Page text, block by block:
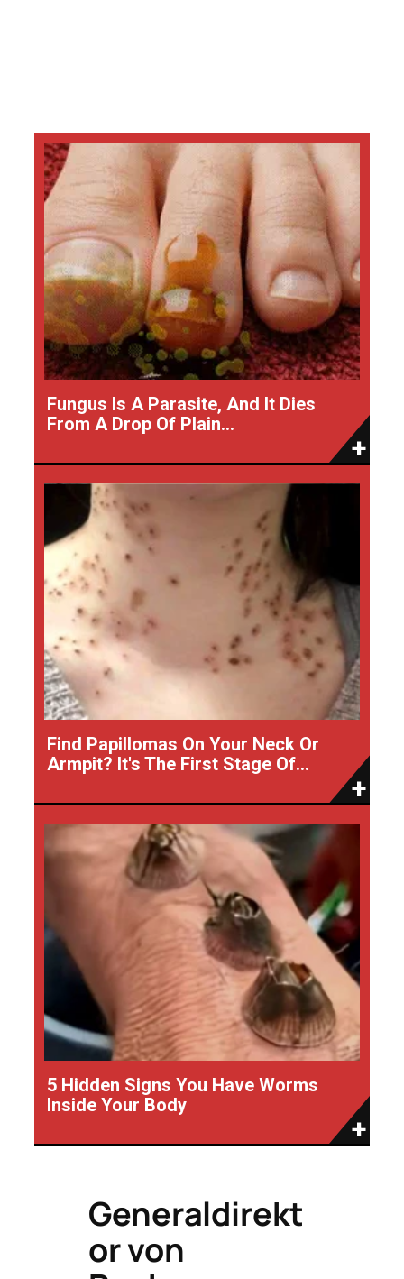
Fungus Is A Parasite, And It Dies
From A Drop Of Plain...
Find Papillomas On Your Neck Or
Armpit? It's The First Stage Of...
5 Hidden Signs You Have Worms
Inside Your Body
Generaldirekt
or von